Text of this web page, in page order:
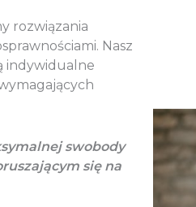
rozwiązania
Nasz
indywidualne
swobody
się na